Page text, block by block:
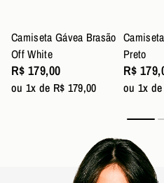
Camiseta Gávea Brasão
Off White
R$ 179,00
ou 1x de R$ 179,00
Preto
R$
ou 1x de